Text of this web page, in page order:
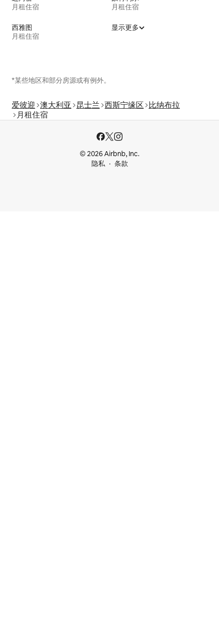
月租住宿
月租住宿
西雅图
月租住宿
显示更多
*某些地区和部分房源或有例外。
爱彼迎 澳大利亚 昆士兰 西斯宁缘区 比纳布拉
月租住宿
© 2026 Airbnb, Inc.
隐私
条款